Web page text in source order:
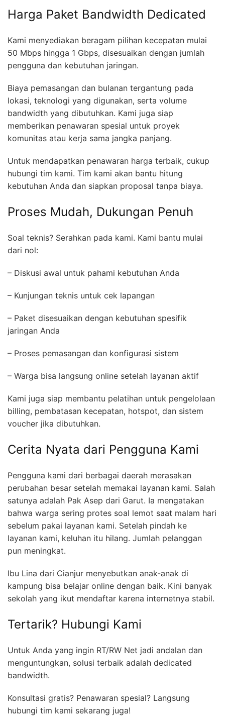
Harga Paket Bandwidth Dedicated
Kami menyediakan beragam pilihan kecepatan mulai
50 Mbps hingga 1 Gbps, disesuaikan dengan jumlah
pengguna dan kebutuhan jaringan.
Biaya pemasangan dan bulanan tergantung pada
lokasi, teknologi yang digunakan, serta volume
bandwidth yang dibutuhkan. Kami juga siap
memberikan penawaran spesial untuk proyek
komunitas atau kerja sama jangka panjang.
Untuk mendapatkan penawaran harga terbaik, cukup
hubungi tim kami. Tim kami akan bantu hitung
kebutuhan Anda dan siapkan proposal tanpa biaya.
Proses Mudah, Dukungan Penuh
Soal teknis? Serahkan pada kami. Kami bantu mulai
dari nol:
– Diskusi awal untuk pahami kebutuhan Anda
– Kunjungan teknis untuk cek lapangan
– Paket disesuaikan dengan kebutuhan spesifik
jaringan Anda
– Proses pemasangan dan konfigurasi sistem
– Warga bisa langsung online setelah layanan aktif
Kami juga siap membantu pelatihan untuk pengelolaan
billing, pembatasan kecepatan, hotspot, dan sistem
voucher jika dibutuhkan.
Cerita Nyata dari Pengguna Kami
Pengguna kami dari berbagai daerah merasakan
perubahan besar setelah memakai layanan kami. Salah
satunya adalah Pak Asep dari Garut. Ia mengatakan
bahwa warga sering protes soal lemot saat malam hari
sebelum pakai layanan kami. Setelah pindah ke
layanan kami, keluhan itu hilang. Jumlah pelanggan
pun meningkat.
Ibu Lina dari Cianjur menyebutkan anak-anak di
kampung bisa belajar online dengan baik. Kini banyak
sekolah yang ikut mendaftar karena internetnya stabil.
Tertarik? Hubungi Kami
Untuk Anda yang ingin RT/RW Net jadi andalan dan
menguntungkan, solusi terbaik adalah dedicated
bandwidth.
Konsultasi gratis? Penawaran spesial? Langsung
hubungi tim kami sekarang juga!